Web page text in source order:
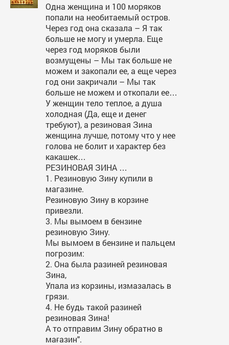
Одна женщина и 100 моряков
попали на необитаемый остров.
Через год она сказала – Я так
больше не могу и умерла. Еще
через год моряков были
возмущены – Мы так больше не
можем и закопали ее, а еще через
год они закричали – Мы так
больше не можем и откопали ее…
У женщин тело теплое, а душа
холодная (Да, еще и денег
требуют), а резиновая Зина
женщина лучше, потому что у нее
голова не болит и характер без
какашек…
РЕЗИНОВАЯ ЗИНА …
1. Резиновую Зину купили в
магазине.
Резиновую Зину в корзине
привезли.
3. Мы вымоем в бензине
резиновую Зину.
Мы вымоем в бензине и пальцем
погрозим:
2. Она была разиней резиновая
Зина,
Упала из корзины, измазалась в
грязи.
4. Не будь такой разиней
резиновая Зина!
А то отправим Зину обратно в
мағазин".